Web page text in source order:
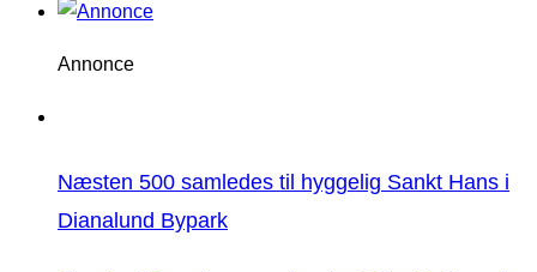
Annonce
Næsten 500 samledes til hyggelig Sankt Hans i
Dianalund Bypark